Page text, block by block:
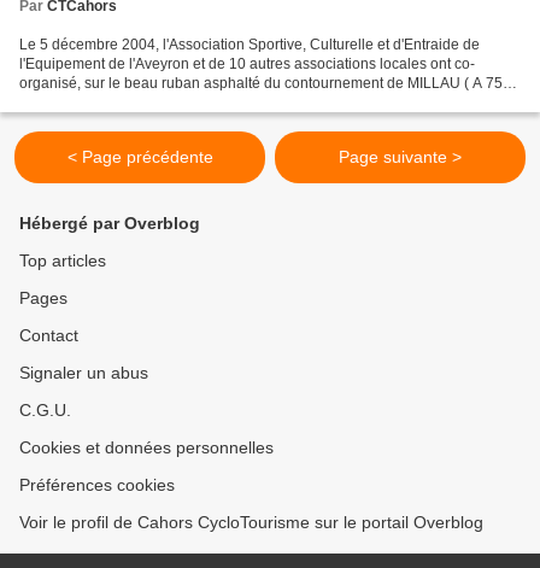
Par CTCahors
Le 5 décembre 2004, l'Association Sportive, Culturelle et d'Entraide de
l'Equipement de l'Aveyron et de 10 autres associations locales ont co-
organisé, sur le beau ruban asphalté du contournement de MILLAU ( A 75),
< Page précédente Page suivante >
Hébergé par Overblog
Top articles
Pages
Contact
Signaler un abus
C.G.U.
Cookies et données personnelles
Préférences cookies
Voir le profil de Cahors CycloTourisme sur le portail Overblog